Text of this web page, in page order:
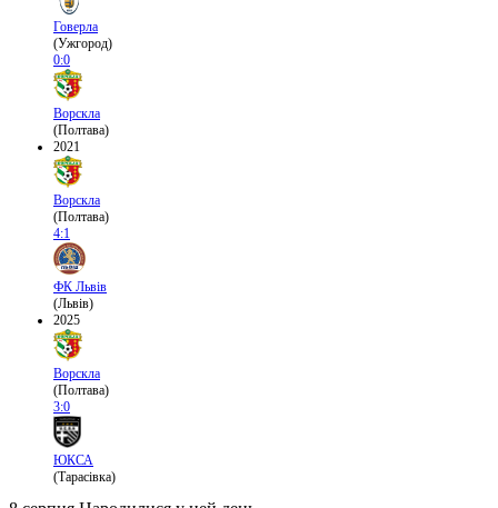
Говерла
(Ужгород)
0:0
Ворскла
(Полтава)
2021
Ворскла
(Полтава)
4:1
ФК Львів
(Львів)
2025
Ворскла
(Полтава)
3:0
ЮКСА
(Тарасівка)